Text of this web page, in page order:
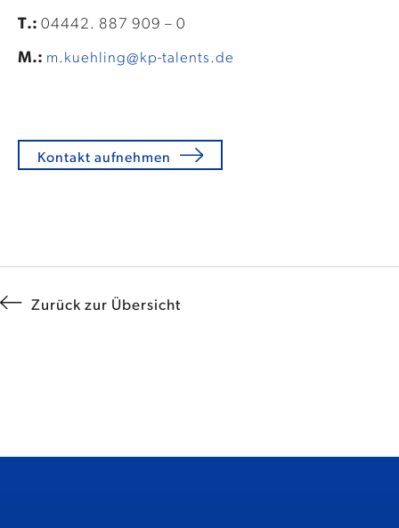
T.: 04442. 887 909 – 0
M.: m.kuehling@kp-talents.de
Kontakt aufnehmen
Zurück zur Übersicht